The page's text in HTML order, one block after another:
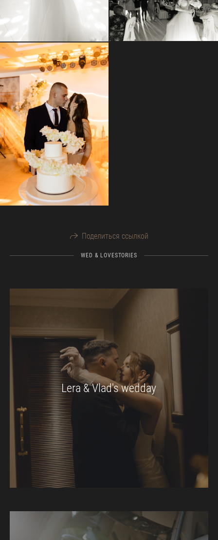
Поделиться ссылкой
WED & LOVESTORIES
Lera & Vlad's wedday